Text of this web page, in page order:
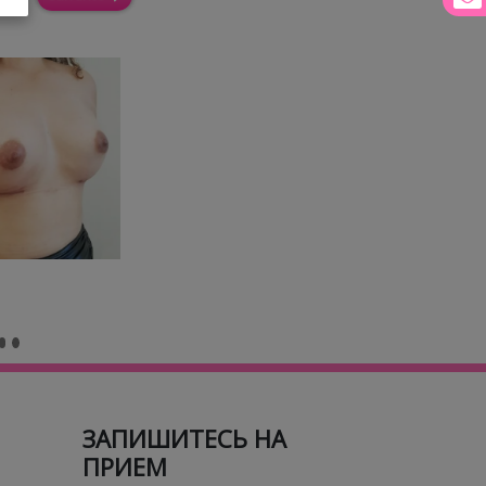
ЗАПИШИТЕСЬ НА
ПРИЕМ